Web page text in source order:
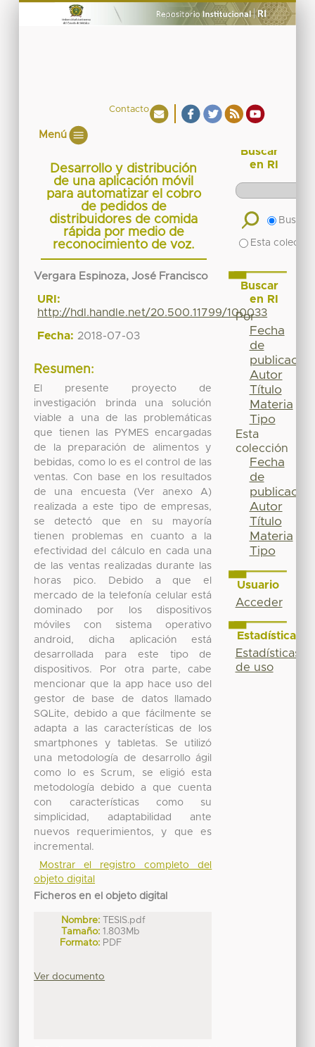
Contacto
Menú
Desarrollo y distribución
de una aplicación móvil
para automatizar el cobro
de pedidos de
distribuidores de comida
rápida por medio de
reconocimiento de voz.
Vergara Espinoza, José Francisco
URI:
http://hdl.handle.net/20.500.11799/100033
Fecha: 2018-07-03
Resumen:
El presente proyecto de
investigación brinda una solución
viable a una de las problemáticas
que tienen las PYMES encargadas
de la preparación de alimentos y
bebidas, como lo es el control de las
ventas. Con base en los resultados
de una encuesta (Ver anexo A)
realizada a este tipo de empresas,
se detectó que en su mayoría
tienen problemas en cuanto a la
efectividad del cálculo en cada una
de las ventas realizadas durante las
horas pico. Debido a que el
mercado de la telefonía celular está
dominado por los dispositivos
móviles con sistema operativo
android, dicha aplicación está
desarrollada para este tipo de
dispositivos. Por otra parte, cabe
mencionar que la app hace uso del
gestor de base de datos llamado
SQLite, debido a que fácilmente se
adapta a las características de los
smartphones y tabletas. Se utilizó
una metodología de desarrollo ágil
como lo es Scrum, se eligió esta
metodología debido a que cuenta
con características como su
simplicidad, adaptabilidad ante
nuevos requerimientos, y que es
incremental.
Mostrar el registro completo del
objeto digital
Ficheros en el objeto digital
Nombre: TESIS.pdf
Tamaño: 1.803Mb
Formato: PDF
Ver documento
Buscar
en RI
Buscar
Esta
Buscar
en RI
Por
Fecha
de
publicación
Autor
Título
Materia
Tipo
Esta
colección
Fecha
de
publicación
Autor
Título
Materia
Tipo
Usuario
Acceder
Estadísticas
Estadísticas
de uso